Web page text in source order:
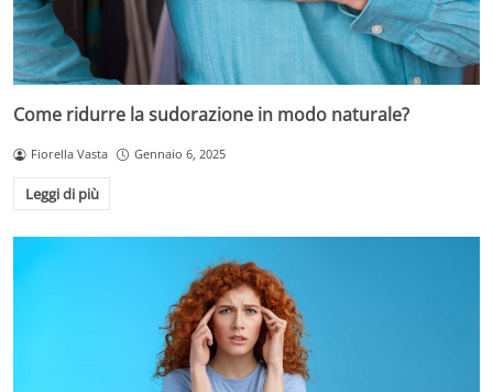
Come ridurre la sudorazione in modo naturale?
Fiorella Vasta Gennaio 6, 2025
Leggi di più